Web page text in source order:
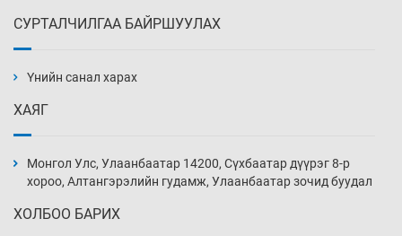
нэмэгджээ
21 цаг 46 мин
СУРТАЛЧИЛГАА БАЙРШУУЛАХ
Үнийн санал харах
ХАЯГ
Монгол Улс, Улаанбаатар 14200, Сүхбаатар дүүрэг 8-р
хороо, Алтангэрэлийн гудамж, Улаанбаатар зочид буудал
ХОЛБОО БАРИХ